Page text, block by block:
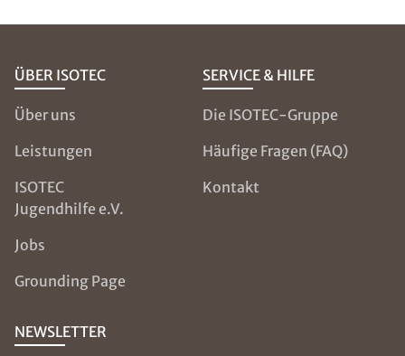
ÜBER ISOTEC
Über uns
Leistungen
ISOTEC
Jugendhilfe e.V.
Jobs
Grounding Page
SERVICE & HILFE
Die ISOTEC-Gruppe
Häufige Fragen (FAQ)
Kontakt
NEWSLETTER